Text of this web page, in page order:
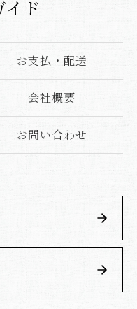
ド
お支払・配送
会社概要
お問い合わせ